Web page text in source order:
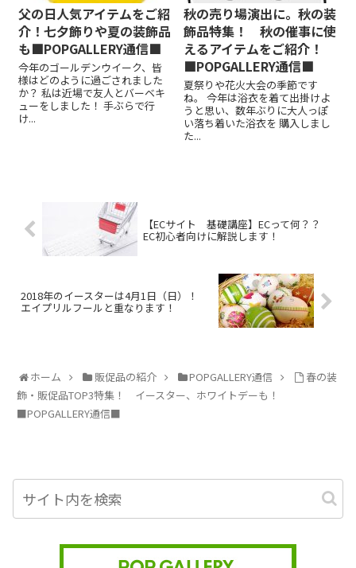
父の日人気アイテムをご紹
介！七夕飾りや夏の装飾品
も■POPGALLERY通信■
今年のゴールデンウイーク、皆
様はどのように過ごされました
か？ 私は近場で友人とバーベキ
ューをしました！ 手ぶらで行
け...
秋の売り場演出に。秋の装
飾品特集！ 秋の催事に使
えるアイテムをご紹介！
■POPGALLERY通信■
夏祭りや花火大会の季節です
ね。 今年は浴衣を着て出掛けよ
うと思い、数年ぶりに大人っぽ
い落ち着いた浴衣を 購入しまし
た...
【ECサイト 基礎講座】ECって何？？
EC初心者向けに解説します！
2018年のイースターは4月1日（日）！
エイプリルフールと重なります！
ホーム 販促品の紹介 POPGALLERY通信
春の装
飾・販促品TOP3特集！ イースター、ホワイトデーも！
■POPGALLERY通信■